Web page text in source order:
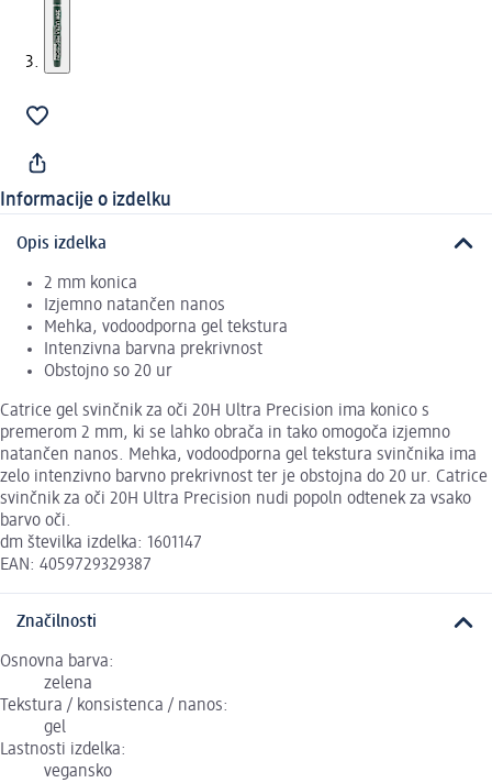
Informacije o izdelku
Opis izdelka
2 mm konica
Izjemno natančen nanos
Mehka, vodoodporna gel tekstura
Intenzivna barvna prekrivnost
Obstojno so 20 ur
Catrice gel svinčnik za oči 20H Ultra Precision ima konico s
premerom 2 mm, ki se lahko obrača in tako omogoča izjemno
natančen nanos. Mehka, vodoodporna gel tekstura svinčnika ima
zelo intenzivno barvno prekrivnost ter je obstojna do 20 ur. Catrice
svinčnik za oči 20H Ultra Precision nudi popoln odtenek za vsako
barvo oči.
dm številka izdelka: 1601147
EAN: 4059729329387
Značilnosti
Osnovna barva:
zelena
Tekstura / konsistenca / nanos:
gel
Lastnosti izdelka:
vegansko